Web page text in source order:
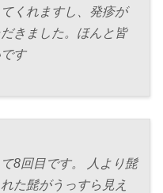
くれますし、発疹が
きました。ほんと皆
す
8回目です。 人より髭
た髭がうっすら見え